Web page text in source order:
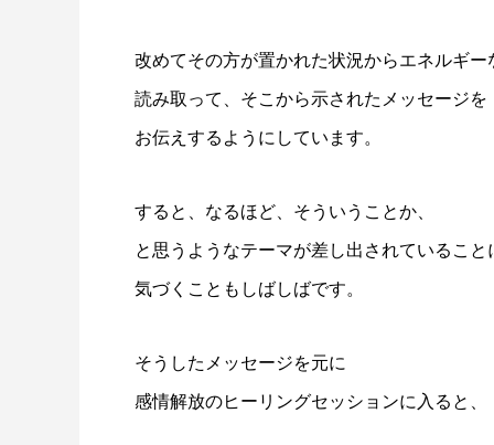
改めてその方が置かれた状況からエネルギー
読み取って、そこから示されたメッセージを
お伝えするようにしています。
すると、なるほど、そういうことか、
と思うようなテーマが差し出されていること
気づくこともしばしばです。
そうしたメッセージを元に
感情解放のヒーリングセッションに入ると、